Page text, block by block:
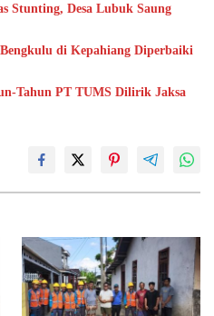
Stunting, Desa Lubuk Saung
di Kepahiang Diperbaiki
Tahun PT TUMS Dilirik Jaksa